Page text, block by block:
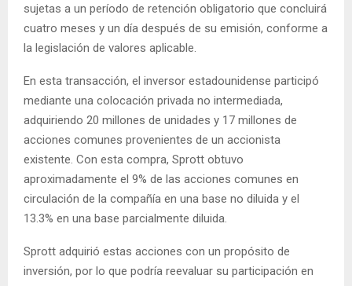
sujetas a un período de retención obligatorio que concluirá
cuatro meses y un día después de su emisión, conforme a
la legislación de valores aplicable.
En esta transacción, el inversor estadounidense participó
mediante una colocación privada no intermediada,
adquiriendo 20 millones de unidades y 17 millones de
acciones comunes provenientes de un accionista
existente. Con esta compra, Sprott obtuvo
aproximadamente el 9% de las acciones comunes en
circulación de la compañía en una base no diluida y el
13.3% en una base parcialmente diluida.
Sprott adquirió estas acciones con un propósito de
inversión, por lo que podría reevaluar su participación en